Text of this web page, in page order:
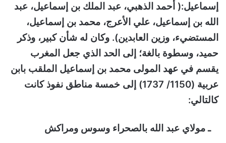
إسماعيل:( أحمد الذهبي، عبد الملك بن إسماعيل، عبد
الله بن إسماعيل، علي الأعرج، محمد بن إسماعيل،
المستضيء، وزين العابدين). وكان له شأن كبير، وذكر
حميد، وسطوة بالغة؛ إلى الحد الذي جعل المغرب
يقسم في عهد المولى محمد بن إسماعيل الملقب بابن
عربية (1150/
1737) إلى خمسة مناطق نفوذ كانت
كالتالي:
ـ مولاي عبد الله بالصحراء وسوس ومراكش